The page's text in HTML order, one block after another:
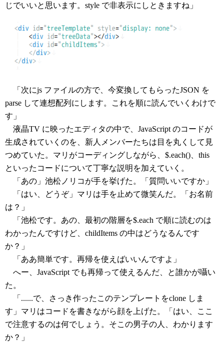
じでいいと思います。style で非表示にしときますね」
「次にjs ファイルの方で、今変換してもらったJSON を
parse して連想配列にします。これを順に読んでいくわけで
す」
液晶TV に映ったエディタの中で、JavaScript のコードが
生成されていくのを、新人メンバーたちは目を丸くして見
つめていた。マリがコーディングしながら、$.each()、this
といったコードについて丁寧な説明を加えていく。
「あの」池松ノリコが手を挙げた。「質問いいですか」
「はい、どうぞ」マリは手を止めて微笑んだ。「お名前
は？」
「池松です。あの、最初の階層を$.each で順に読むのは
わかったんですけど、childItems の中はどうなるんです
か？」
「ああ簡単です。再帰を使えばいいんですよ」
へー、JavaScript でも再帰って使えるんだ、と誰かが囁い
た。
「......で、さっき作ったこのテンプレートをclone しま
す」マリはコードを書きながら顔を上げた。「はい、ここ
で注意するのは何でしょう。そこの男子の人、わかります
か？」